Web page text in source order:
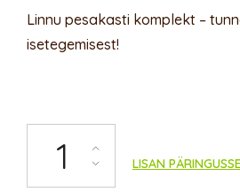
Linnu pesakasti komplekt –
isetegemisest!
LISAN PÄRINGUSSE